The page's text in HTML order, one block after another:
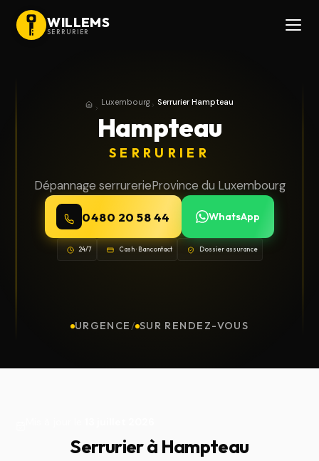
WILLEMS
SERRURIER
AccueilProvince du Luxembourg
Luxembourg Serrurier Hampteau
Hampteau
SERRURIER
Dépannage serrurerieProvince du Luxembourg
0480 20 58 44 WhatsApp
24/7 Cash · Bancontact Dossier assurance
URGENCE / SUR RENDEZ-VOUS
Serrurier à Hampteau